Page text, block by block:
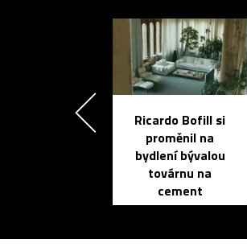
Ricardo Bofill si
proměnil na
bydlení bývalou
továrnu na
cement